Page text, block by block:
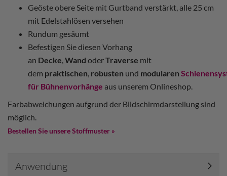
Geöste obere Seite mit Gurtband verstärkt, alle 25 cm
mit Edelstahlösen versehen
Rundum gesäumt
Befestigen Sie diesen Vorhang
an Decke,Wand oderTraverse mit
dem praktischen, robusten und modularen
für Bühnenvorhänge aus unserem Onlineshop.
Farbabweichungen aufgrund der Bildschirmdarstellung sind
möglich.
Bestellen Sie unsere Stoffmuster »
Anwendung